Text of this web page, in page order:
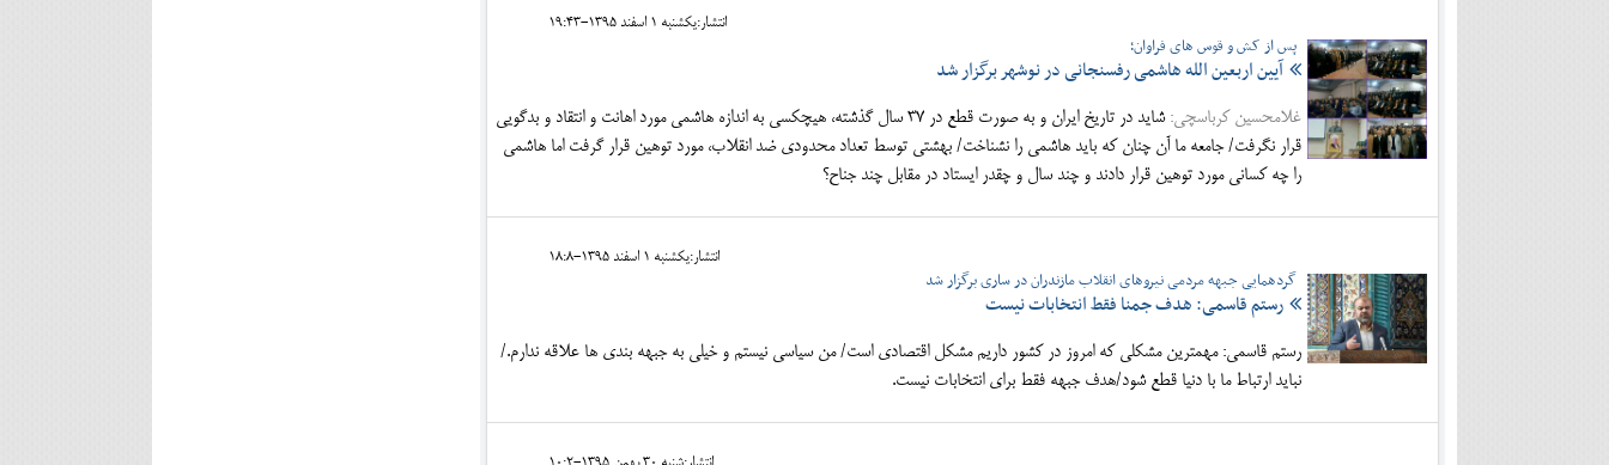
انتشار:يکشنبه 1 اسفند 1395-19:43
پس از کش و قوس های فراوان؛
آیین اربعین الله هاشمی رفسنجانی در نوشهر برگزار شد
غلامحسین کرباسچی:
شاید در تاریخ ایران و به صورت قطع در 37 سال گذشته، هیچکسی به اندازه هاشمی مورد اهانت و انتقاد و بدگویی
قرار نگرفت/ جامعه ما آن چنان که باید هاشمی را نشناخت/ بهشتی توسط تعداد محدودی ضد انقلاب، مورد توهین قرار گرفت اما هاشمی
را چه کسانی مورد توهین قرار دادند و چند سال و چقدر ایستاد در مقابل چند جناح؟
انتشار:يکشنبه 1 اسفند 1395-18:8
گردهمایی جبهه مردمی نیروهای انقلاب مازندران در ساری برگزار شد
رستم قاسمی: هدف جمنا فقط انتخابات نیست
رستم قاسمی: مهمترین مشکلی که امروز در کشور داریم مشکل اقتصادی است/ من سیاسی نیستم و خیلی به جبهه بندی ها علاقه ندارم./
نباید ارتباط ما با دنیا قطع شود/هدف جبهه فقط برای انتخابات نیست.